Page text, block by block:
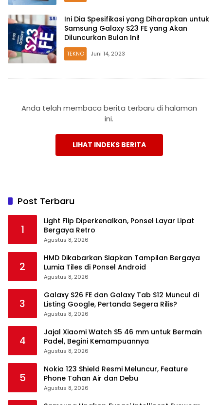
Ini Dia Spesifikasi yang Diharapkan untuk
Samsung Galaxy S23 FE yang Akan
Diluncurkan Bulan Ini!
TEKNO Juni 14, 2023
Anda telah membaca berita terbaru di halaman
ini.
LIHAT INDEKS BERITA
Post Terbaru
1
Light Flip Diperkenalkan, Ponsel Layar Lipat
Bergaya Retro
Agustus 8, 2026
2
HMD Dikabarkan Siapkan Tampilan Bergaya
Lumia Tiles di Ponsel Android
Agustus 8, 2026
3
Galaxy S26 FE dan Galaxy Tab S12 Muncul di
Listing Google, Pertanda Segera Rilis?
Agustus 8, 2026
4
Jajal Xiaomi Watch S5 46 mm untuk Bermain
Padel, Begini Kemampuannya
Agustus 8, 2026
5
Nokia 123 Shield Resmi Meluncur, Feature
Phone Tahan Air dan Debu
Agustus 8, 2026